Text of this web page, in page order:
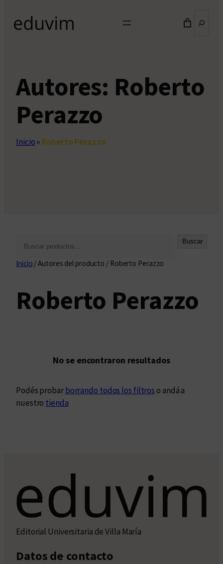
Autores: Roberto
Perazzo
Inicio»Roberto Perazzo
s
a
Buscar
Inicio / Autores del producto / Roberto Perazzo
Roberto Perazzo
No se encontraron resultados
Podés probarborrando todos los filtros o andá a
nuestro tienda
Editorial Universitaria de Villa María
Datos de contacto